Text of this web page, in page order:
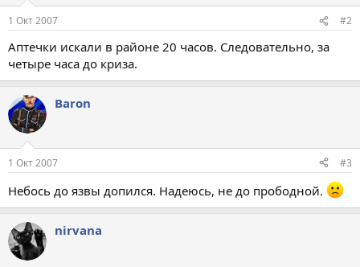
1 Окт 2007 #2
Аптечки искали в районе 20 часов. Следовательно, за
четыре часа до криза.
Baron
1 Окт 2007 #3
Небось до язвы допился. Надеюсь, не до прободной.
nirvana